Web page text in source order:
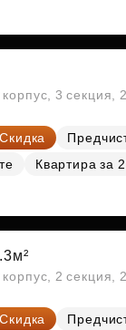
3 секция,
Скидка
Квартира за
2 секция,
Скидка